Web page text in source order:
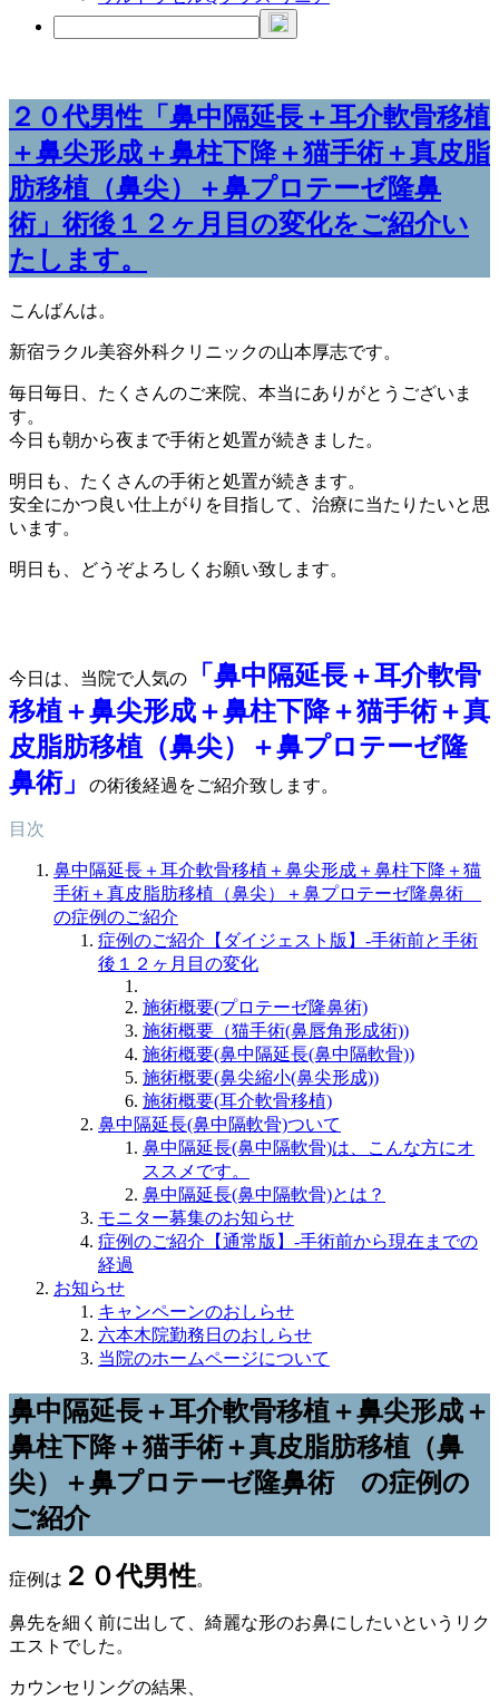
２０代男性「鼻中隔延長＋耳介軟骨移植
＋鼻尖形成＋鼻柱下降＋猫手術＋真皮脂
肪移植（鼻尖）＋鼻プロテーゼ隆鼻
術」術後１２ヶ月目の変化をご紹介い
たします。
こんばんは。
新宿ラクル美容外科クリニックの山本厚志です。
毎日毎日、たくさんのご来院、本当にありがとうございま
す。
今日も朝から夜まで手術と処置が続きました。
明日も、たくさんの手術と処置が続きます。
安全にかつ良い仕上がりを目指して、治療に当たりたいと思
います。
明日も、どうぞよろしくお願い致します。
今日は、当院で人気の
「鼻中隔延長＋耳介軟骨
移植＋鼻尖形成＋鼻柱下降＋猫手術＋真
皮脂肪移植（鼻尖）＋鼻プロテーゼ隆
鼻術」
の術後経過をご紹介致します。
目次
鼻中隔延長＋耳介軟骨移植＋鼻尖形成＋鼻柱下降＋猫
手術＋真皮脂肪移植（鼻尖）＋鼻プロテーゼ隆鼻術
の症例のご紹介
症例のご紹介【ダイジェスト版】-手術前と手術
後１２ヶ月目の変化
施術概要(プロテーゼ隆鼻術)
施術概要（猫手術(鼻唇角形成術))
施術概要(鼻中隔延長(鼻中隔軟骨))
施術概要(鼻尖縮小(鼻尖形成))
施術概要(耳介軟骨移植)
鼻中隔延長(鼻中隔軟骨)ついて
鼻中隔延長(鼻中隔軟骨)は、こんな方にオ
ススメです。
鼻中隔延長(鼻中隔軟骨)とは？
モニター募集のお知らせ
症例のご紹介【通常版】-手術前から現在までの
経過
お知らせ
キャンペーンのおしらせ
六本木院勤務日のおしらせ
当院のホームページについて
鼻中隔延長＋耳介軟骨移植＋鼻尖形成＋
鼻柱下降＋猫手術＋真皮脂肪移植（鼻
尖）＋鼻プロテーゼ隆鼻術 の症例の
ご紹介
症例は ２０代男性。
鼻先を細く前に出して、綺麗な形のお鼻にしたいというリク
エストでした。
カウンセリングの結果、